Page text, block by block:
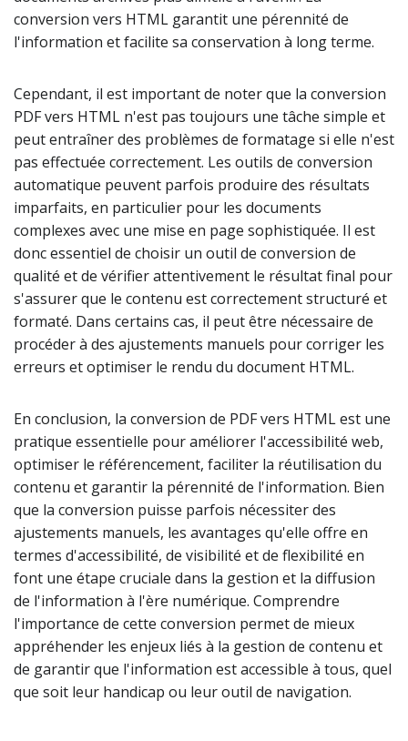
conversion vers HTML garantit une pérennité de
l'information et facilite sa conservation à long terme.
Cependant, il est important de noter que la conversion
PDF vers HTML n'est pas toujours une tâche simple et
peut entraîner des problèmes de formatage si elle n'est
pas effectuée correctement. Les outils de conversion
automatique peuvent parfois produire des résultats
imparfaits, en particulier pour les documents
complexes avec une mise en page sophistiquée. Il est
donc essentiel de choisir un outil de conversion de
qualité et de vérifier attentivement le résultat final pour
s'assurer que le contenu est correctement structuré et
formaté. Dans certains cas, il peut être nécessaire de
procéder à des ajustements manuels pour corriger les
erreurs et optimiser le rendu du document HTML.
En conclusion, la conversion de PDF vers HTML est une
pratique essentielle pour améliorer l'accessibilité web,
optimiser le référencement, faciliter la réutilisation du
contenu et garantir la pérennité de l'information. Bien
que la conversion puisse parfois nécessiter des
ajustements manuels, les avantages qu'elle offre en
termes d'accessibilité, de visibilité et de flexibilité en
font une étape cruciale dans la gestion et la diffusion
de l'information à l'ère numérique. Comprendre
l'importance de cette conversion permet de mieux
appréhender les enjeux liés à la gestion de contenu et
de garantir que l'information est accessible à tous, quel
que soit leur handicap ou leur outil de navigation.